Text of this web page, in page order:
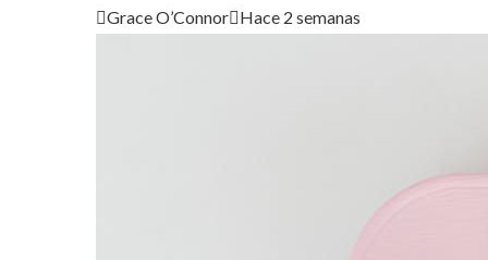
Grace O’Connor Hace 2 semanas